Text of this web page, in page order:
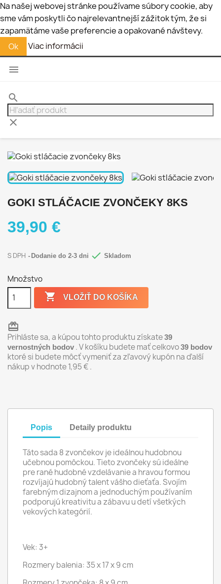
Na našej webovej stránke používame súbory cookie, aby
sme vám poskytli čo najrelevantnejší zážitok tým, že si
zapamätáme vaše preferencie a opakované návštevy.
Ok
Viac informácii

search
clear
GOKI STLÁČACIE ZVONČEKY 8KS
39,90 €
S DPH Dodanie do 2-3 dni  Skladom
Množstvo
 VLOŽIŤ DO KOŠÍKA
redeem
Prihláste sa, a kúpou tohto produktu získate39
vernostných bodov . V košíku budete mať celkovo39 bodov
ktoré si budete môcť vymeniť za zľavový kupón na ďalší
nákup v hodnote1,95 €.
Popis Detaily produktu
Táto sada 8 zvončekov je ideálnou hudobnou
učebnou pomôckou. Tieto zvončeky sú ideálne
pre rané hudobné vzdelávanie a hravou formou
rozvíjajú hudobný talent vášho dieťaťa. Svojím
farebným dizajnom a jednoduchým používaním
podporujú kreativitu a zábavu u detí všetkých
vekových kategórií.
Vek: 3+
Rozmery balenia: 35 x 17 x 9 cm